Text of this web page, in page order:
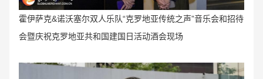
霍伊萨克&诺沃塞尔双人乐队“克罗地亚传统之声”音乐会和招待
会暨庆祝克罗地亚共和国建国日活动酒会现场